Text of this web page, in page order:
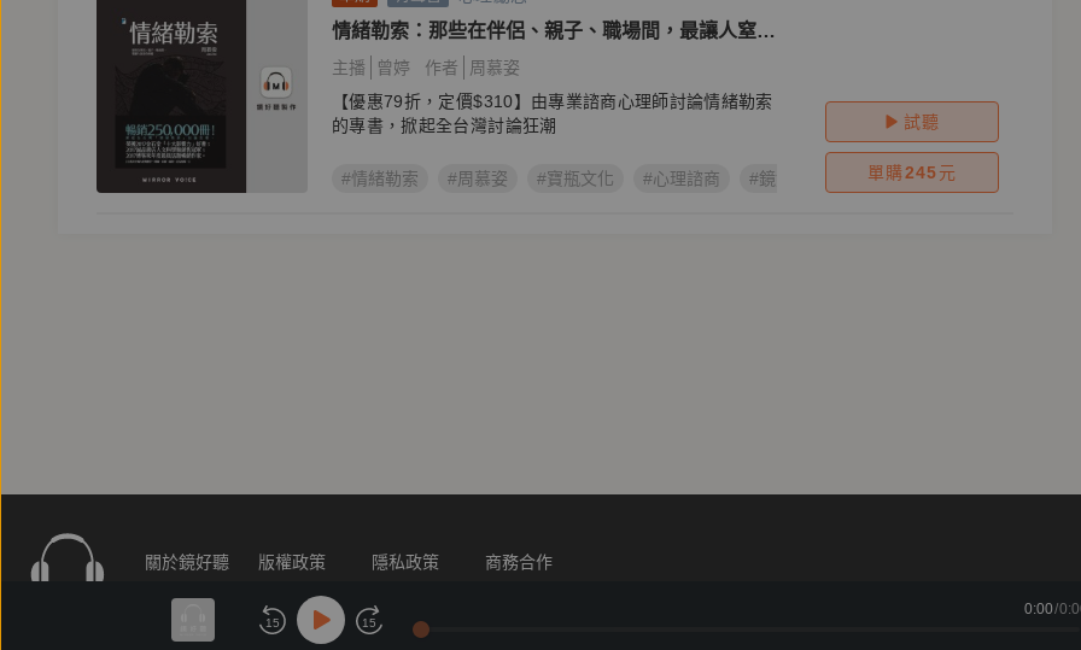
情緒勒索：那些在伴侶、親子、職場間，最讓人窒息
的相處
主播 曾婷 作者
周慕姿
【優惠79折，定價$310】由專業諮商心理師討論情緒勒索
的專書，掀起全台灣討論狂潮
#情緒勒索 #周慕姿 #寶瓶文化 #心理諮商 #鏡好聽製作 #心理療癒
試聽
單購245元
關於鏡好聽 版權政策 隱私政策 商務合作
會員條款 常見問題
15 15
0:00/